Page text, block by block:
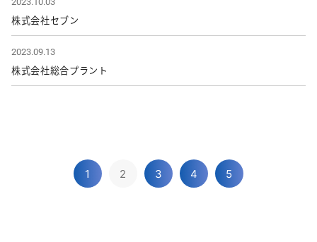
株式会社セブン
2023.09.13
株式会社総合プラント
1 2 3 4 5